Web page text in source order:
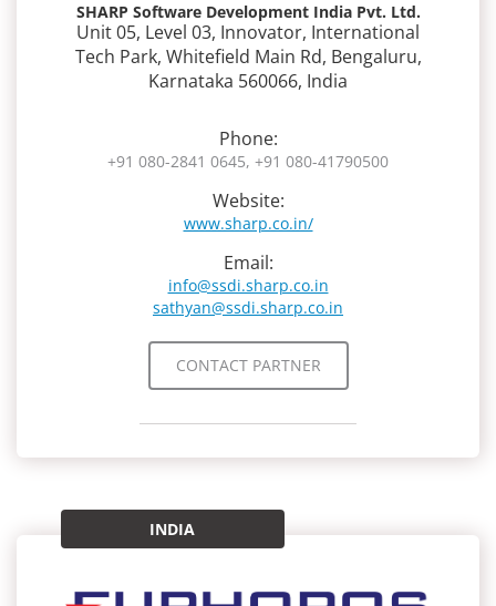
SHARP Software Development India Pvt. Ltd.
Unit 05, Level 03, Innovator, International
Tech Park, Whitefield Main Rd, Bengaluru,
Karnataka 560066, India
Phone:
+91 080-2841 0645, +91 080-41790500
Website:
www.sharp.co.in/
Email:
info@ssdi.sharp.co.in
sathyan@ssdi.sharp.co.in
CONTACT PARTNER
INDIA